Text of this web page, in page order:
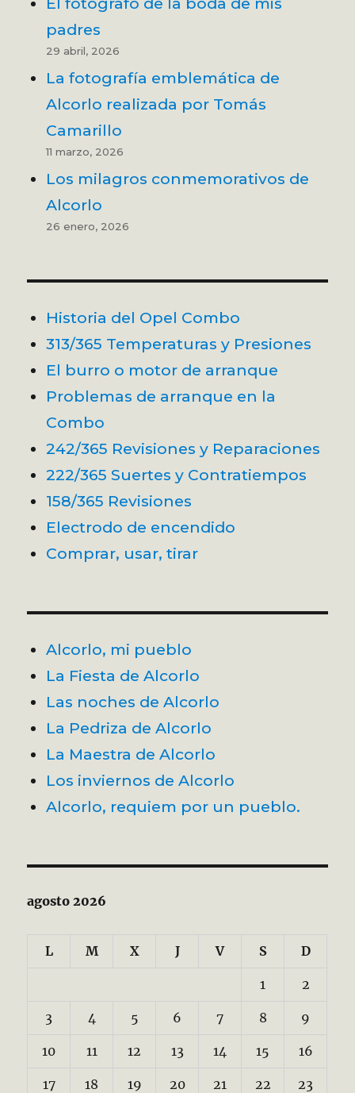
padres
29 abril, 2026
La fotografía emblemática de
Alcorlo realizada por Tomás
Camarillo
11 marzo, 2026
Los milagros conmemorativos de
Alcorlo
26 enero, 2026
Historia del Opel Combo
313/365 Temperaturas y Presiones
El burro o motor de arranque
Problemas de arranque en la
Combo
242/365 Revisiones y Reparaciones
222/365 Suertes y Contratiempos
158/365 Revisiones
Electrodo de encendido
Comprar, usar, tirar
Alcorlo, mi pueblo
La Fiesta de Alcorlo
Las noches de Alcorlo
La Pedriza de Alcorlo
La Maestra de Alcorlo
Los inviernos de Alcorlo
Alcorlo, requiem por un pueblo.
agosto 2026
L M X J V S D
1 2
3 4 5 6 7 8 9
10 11 12 13 14 15 16
17 18 19 20 21 22 23